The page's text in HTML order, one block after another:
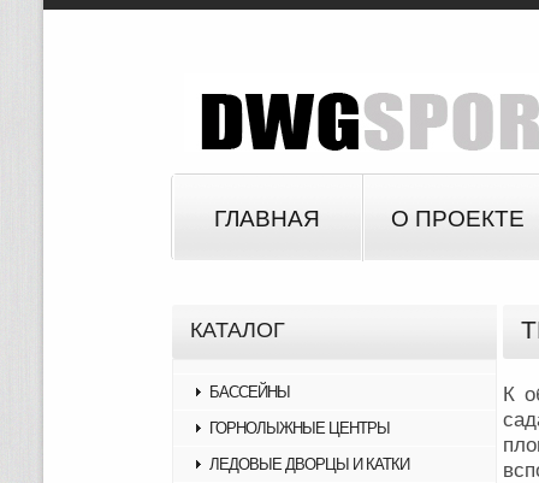
ГЛАВНАЯ О ПРОЕКТЕ
КАТАЛОГ
БАССЕЙНЫ
ГОРНОЛЫЖНЫЕ ЦЕНТРЫ
ЛЕДОВЫЕ ДВОРЦЫ И КАТКИ
К